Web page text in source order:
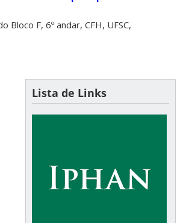
Bloco F, 6º andar, CFH, UFSC,
Lista de Links